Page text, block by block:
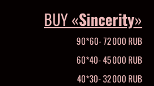
BUY «Sincerity»
90*60- 72 000 RUB
60*40- 45 000 RUB
40*30- 32 000 RUB